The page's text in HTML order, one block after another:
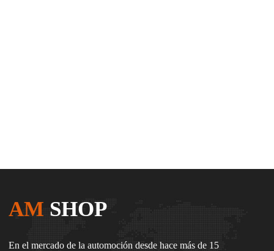
AM SHOP
En el mercado de la automoción desde hace más de 15